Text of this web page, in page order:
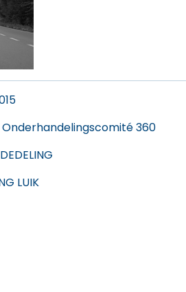
Onderhandelingscomité 360
LUIK